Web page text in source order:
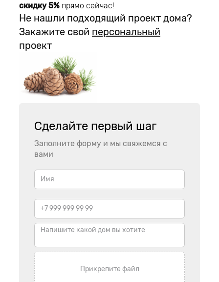
скидку5% прямо сейчас!
Не нашли подходящий проект дома?
Закажите свой персональный
проект
Сделайте первый шаг
Заполните форму и мы свяжемся с
вами
Прикрепите файл